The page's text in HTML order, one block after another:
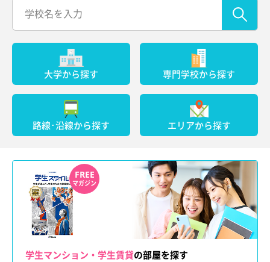
大学から探す 専門学校から探す
路線･沿線から探す エリアから探す
FREE
マガジン
学生マンション・学生賃貸の部屋を探す